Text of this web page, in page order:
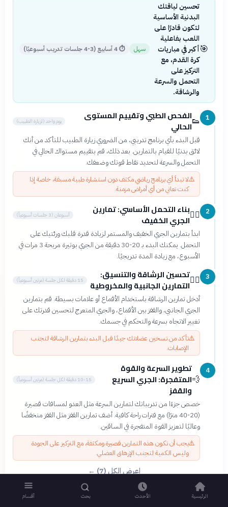
🎯
تحسين لياقتك
البدنية الأساسية
لتكون قادرًا على
اللعب بفاعلية
أكبر في مباريات
كرة القدم، مع
التركيز على
التحمل والسرعة
والرشاقة.
سهل ⏱4 أسابيع (3-4 جلسات تدريب أسبوعيًا)
1
👟الفحص الطبي وتقييم المستوى
الحالي
يوم واحد (لزيارة الطبيب)
قبل البدء بأي برنامج تدريبي، من الضروري زيارة الطبيب للتأكد من أنك
لائق بدنيًا للقيام بالتمارين. بعد ذلك، قم بتقييم مستواك الحالي في
التحمل والسرعة لتحديد نقاط قوتك وضعفك.
⚠️لا تبدأ أي برنامج رياضي مكثف دون استشارة طبية مسبقة، خاصة إذا
كنت تعاني من أي أمراض مزمنة.
2
🏃‍♂️بناء التحمل الأساسي: تمارين
الجري الخفيف
أسبوعان (3 جلسات أسبوعياً)
ابدأ بتمارين الجري الخفيف والمستمر لزيادة قدرة قلبك ورئتيك على
التحمل. يمكنك البدء بـ 20-30 دقيقة من الجري بوتيرة مريحة 3 مرات في
الأسبوع، مع زيادة المدة تدريجيًا.
3
🤸‍♂️تحسين الرشاقة والتنسيق:
التمارين الجانبية والمخروطية
15 دقيقة لكل جلسة (مرتين أسبوعياً)
أدخل تمارين الرشاقة باستخدام الأقماع أو علامات بسيطة. قم بتمارين
الجري الجانبي، والقفز بين الأقماع، والجري المتعرج لتحسين قدرتك على
تغيير الاتجاه بسرعة والتحكم في جسمك.
⚠️تأكد من تسخين عضلاتك جيدًا قبل البدء بتمارين الرشاقة لتجنب
الإصابات.
4
💨
تطوير السرعة والقوة
المتفجرة: الجري السريع
والقفز
10-15 دقيقة لكل جلسة (مرتين أسبوعياً)
خصص جزءًا من تدريباتك لتمارين السرعة مثل العدو لمسافات قصيرة
(20-40 مترًا) مع فترات راحة كافية. أضف تمارين القفز مثل القفز منخفضًا
وعاليًا لتعزيز القوة المتفجرة في الساقين.
⚠️يجب أن تكون هذه التمارين قصيرة ومكثفة، مع التركيز على الجودة
وليس الكمية لتجنب الإرهاق العضلي.
اعرض الكل (7) ←
الرئيسية الأحدث بحث أقسام